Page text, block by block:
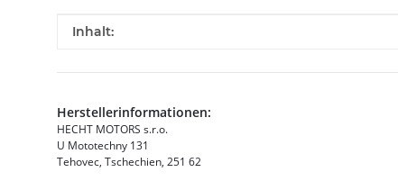
Produkteigenschaft
Wert
Inhalt:
Herstellerinformationen:
HECHT MOTORS s.r.o.
U Mototechny 131
Tehovec, Tschechien, 251 62